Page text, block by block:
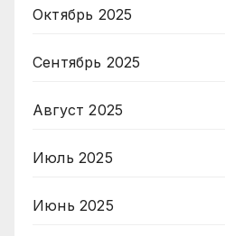
Октябрь 2025
Сентябрь 2025
Август 2025
Июль 2025
Июнь 2025